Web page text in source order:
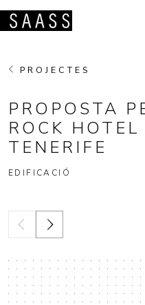
Navegació principal
PROJECTES
PROPOSTA
ROCK
TENERIFE
EDIFICACIÓ